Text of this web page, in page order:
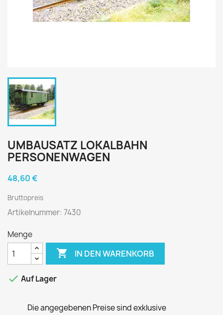
UMBAUSATZ LOKALBAHN
PERSONENWAGEN
48,60 €
Bruttopreis
Artikelnummer: 7430
Menge
 IN DEN WARENKORB
 Auf Lager
Die angegebenen Preise sind exklusive